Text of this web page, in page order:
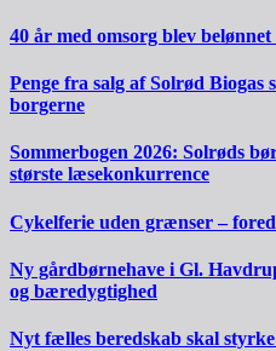
40 år med omsorg blev
Penge fra salg af Solrød
borgerne
Sommerbogen 2026: Solrøds
største læsekonkurrence
Cykelferie uden grænser –
Ny gårdbørnehave i Gl.
og bæredygtighed
Nyt fælles beredskab skal